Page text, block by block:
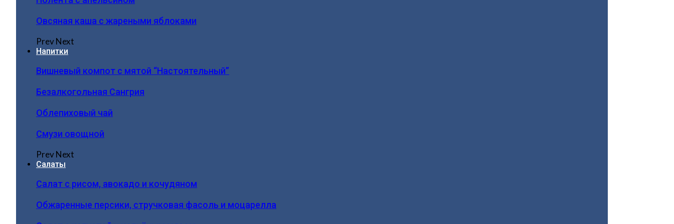
Овсяная каша с жареными яблоками
PrevNext
Напитки
Вишневый компот с мятой “Настоятельный”
Безалкогольная Сангрия
Облепиховый чай
Смузи овощной
PrevNext
Салаты
Салат с рисом, авокадо и кочудяном
Обжаренные персики, стручковая фасоль и моцарелла